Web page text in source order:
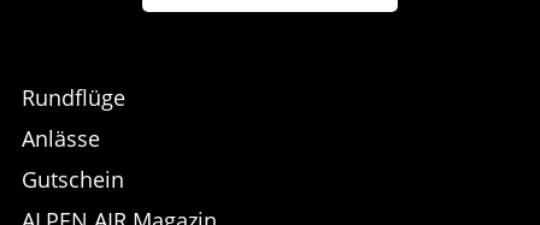
Rundflüge
Anlässe
Gutschein